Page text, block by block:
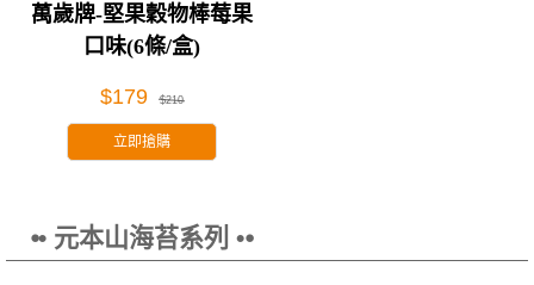
萬歲牌-堅果穀物棒莓果
口味(6條/盒)
$179 $210
立即搶購
⦁• 元本山海苔系列 •⦁